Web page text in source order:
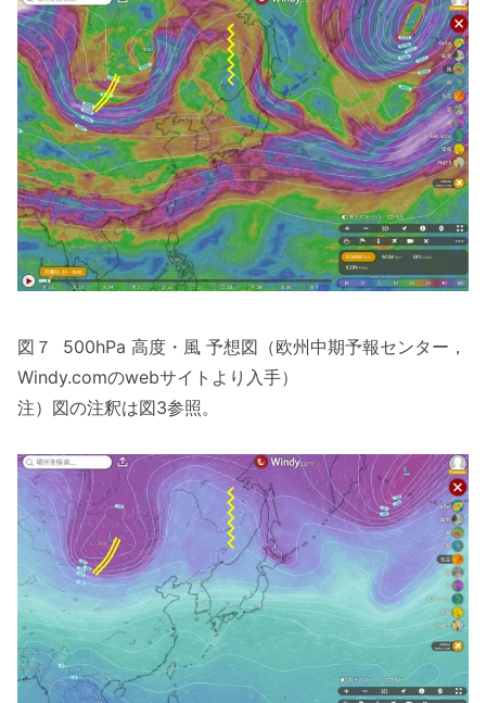
図７ 500hPa 高度・風 予想図（欧州中期予報センター，
Windy.comのwebサイトより入手）
注）図の注釈は図3参照。